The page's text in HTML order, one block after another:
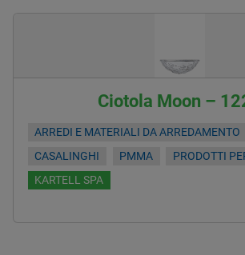
Ciotola Moon –
ARREDI E MATERIALI DA ARREDAMENTO
CASALINGHI
PMMA
PRODOTTI
KARTELL SPA